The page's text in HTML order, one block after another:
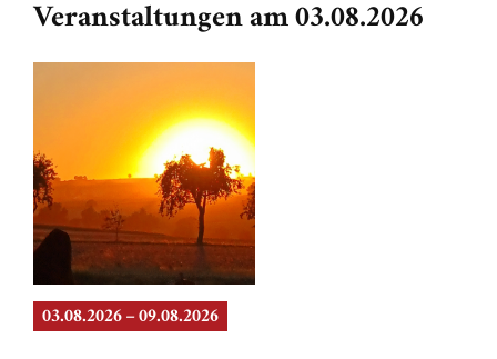
Veranstaltungen am 03.08.2026
03.08.2026 – 09.08.2026